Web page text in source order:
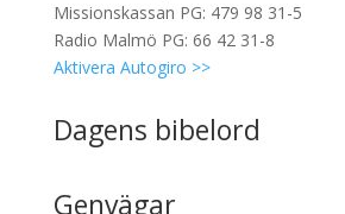
Missionskassan PG: 479 98 31-5
Radio Malmö PG: 66 42 31-8
Aktivera Autogiro >>
Dagens bibelord
Genvägar